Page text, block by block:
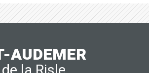
AUDEMER